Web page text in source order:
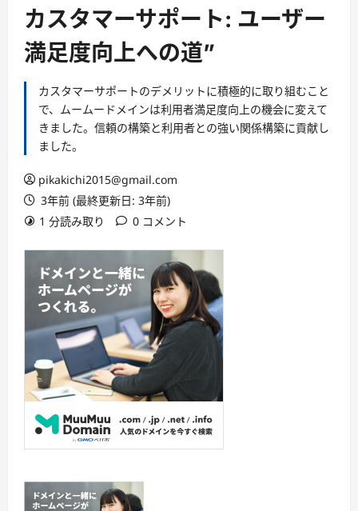
カスタマーサポート: ユーザー
満足度向上への道”
カスタマーサポートのデメリットに積極的に取り組むこと
で、ムームードメインは利用者満足度向上の機会に変えて
きました。信頼の構築と利用者との強い関係構築に貢献し
ました。
pikakichi2015@gmail.com
3年前 (最終更新日: 3年前)
1 分読み取り
0 コメント